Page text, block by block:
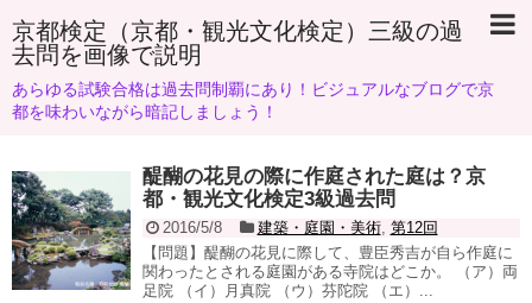
京都検定（京都・観光文化検定）三級の過
去問を画像で説明
あらゆる試験合格は過去問制覇にあり！ビジュアルなブログで京
都を味わいながら暗記しましょう！
醍醐の花見の際に作庭された庭は？京
都・観光文化検定3級過去問
2016/5/8 建築・庭園・美術, 第12回
【問題】醍醐の花見に際して、豊臣秀吉が自ら作庭に
関わったとされる庭園がある寺院はどこか。 （ア）両
足院 （イ）月真院 （ウ）芬陀院 （エ）...